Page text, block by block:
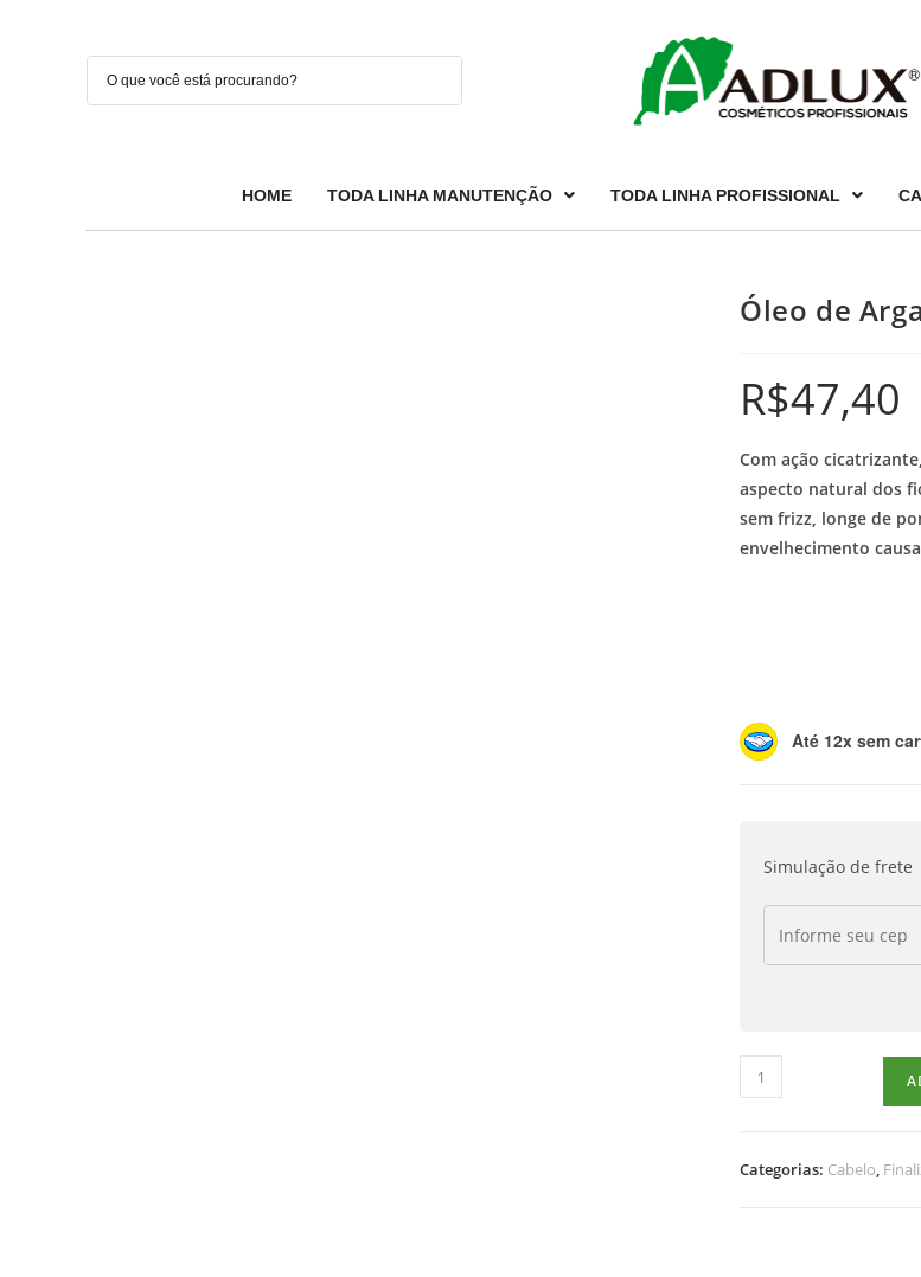
HOME TODA LINHA MANUTENÇÃO TODA LINHA PROFISSIONAL
Óleo de
R$47,40
Com ação
aspecto natural dos
sem frizz, longe de
envelhecimento
Até 12x sem
Simulação de frete
Categorias: Cabelo,